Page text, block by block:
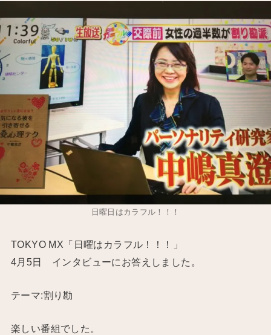
日曜日はカラフル！！！
TOKYO MX「日曜はカラフル！！！」
4月5日 インタビューにお答えしました。
テーマ:割り勘
楽しい番組でした。